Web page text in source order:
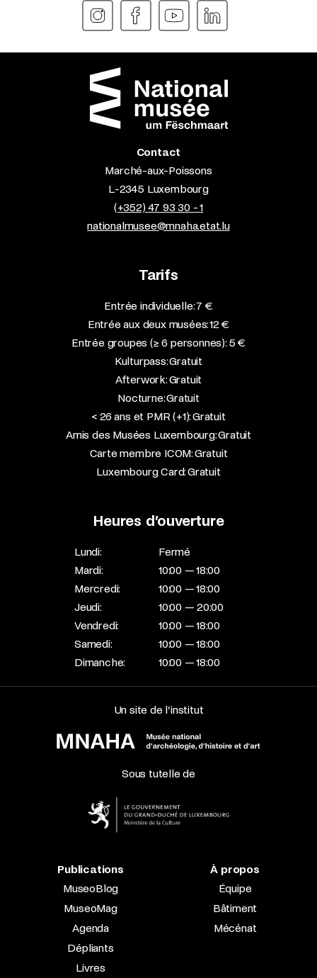
Contact
Marché-aux-Poissons
L-2345 Luxembourg
(+352) 47 93 30 - 1
nationalmusee@mnaha.etat.lu
Tarifs
Entrée individuelle: 7 €
Entrée aux deux musées: 12 €
Entrée groupes (≥ 6 personnes): 5 €
Kulturpass: Gratuit
Afterwork: Gratuit
Nocturne: Gratuit
< 26 ans et PMR (+1): Gratuit
Amis des Musées Luxembourg: Gratuit
Carte membre ICOM: Gratuit
Luxembourg Card: Gratuit
Heures d’ouverture
Lundi:
Fermé
Mardi:
10:00 — 18:00
Mercredi:
10:00 — 18:00
Jeudi:
10:00 — 20:00
Vendredi:
10:00 — 18:00
Samedi:
10:00 — 18:00
Dimanche:
10:00 — 18:00
Un site de l’institut
Sous tutelle de
Publications
MuseoBlog
MuseoMag
Agenda
Dépliants
Livres
À propos
Équipe
Bâtiment
Mécénat